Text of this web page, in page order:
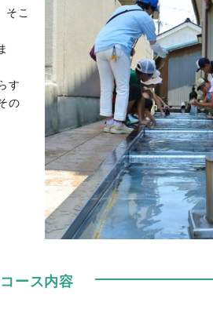
そこ
す
の
コース内容